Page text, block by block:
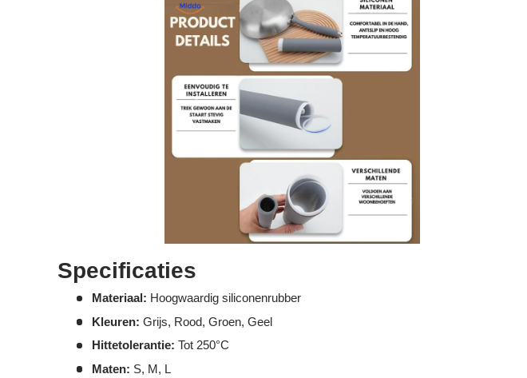
Specificaties
Materiaal: Hoogwaardig siliconenrubber
Kleuren: Grijs, Rood, Groen, Geel
Hittetolerantie: Tot 250°C
Maten: S, M, L